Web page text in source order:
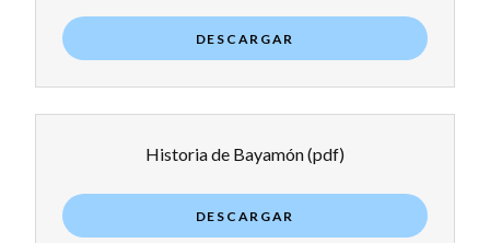
DESCARGAR
Historia de Bayamón(pdf)
DESCARGAR